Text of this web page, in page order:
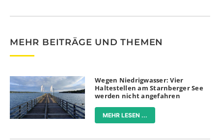
MEHR BEITRÄGE UND THEMEN
Wegen Niedrigwasser: Vier
Haltestellen am Starnberger See
werden nicht angefahren
MEHR LESEN ...